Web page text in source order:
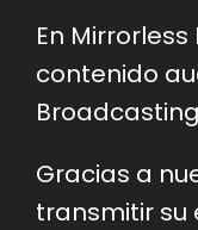
En
contenido
Gracias a
transmitir su